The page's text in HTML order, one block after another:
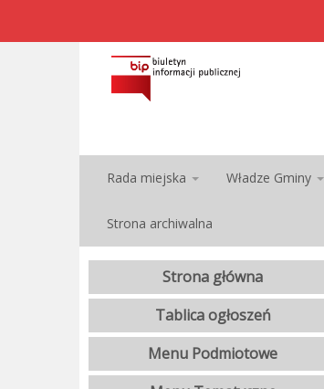
Rada miejska Władze Gminy
Strona archiwalna
Strona główna
Tablica ogłoszeń
Menu Podmiotowe